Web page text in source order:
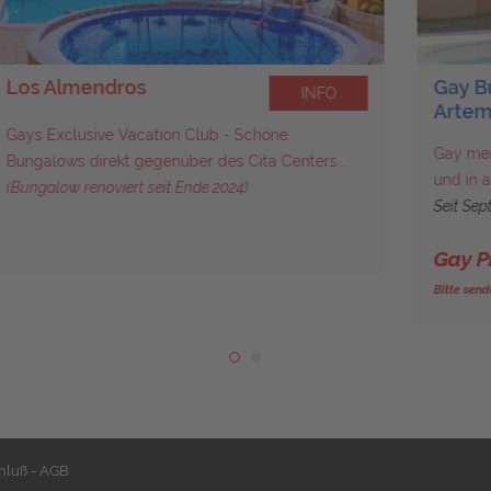
Gay Bungalows
Gay men only Resort mitten in Playa del Ingles
und in absoluter Nähe zum Yumbo Center...
- AGB